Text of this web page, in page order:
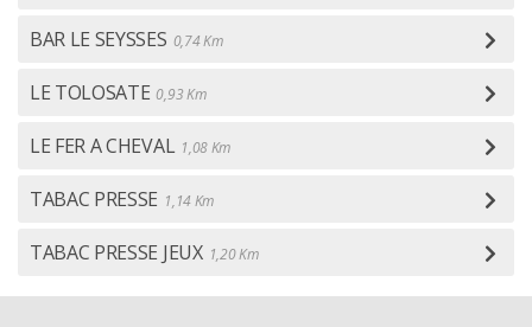
BAR LE SEYSSES 0,74 Km
LE TOLOSATE 0,93 Km
LE FER A CHEVAL 1,08 Km
TABAC PRESSE 1,14 Km
TABAC PRESSE JEUX 1,20 Km